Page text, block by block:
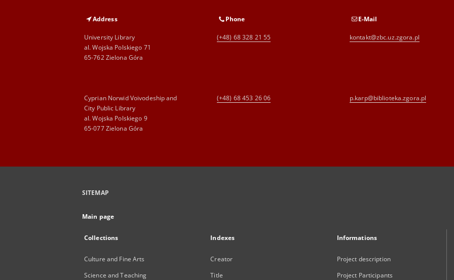
Address
University Library
al. Wojska Polskiego 71
65-762 Zielona Góra
Phone
(+48) 68 328 21 55
E-Mail
kontakt@zbc.uz.zgora.pl
Cyprian Norwid Voivodeship and
City Public Library
al. Wojska Polskiego 9
65-077 Zielona Góra
(+48) 68 453 26 06 p.karp@biblioteka.zgora.pl
SITEMAP
Main page
Collections
Culture and Fine Arts
Science and Teaching
Indexes
Creator
Title
Informations
Project description
Project Participants